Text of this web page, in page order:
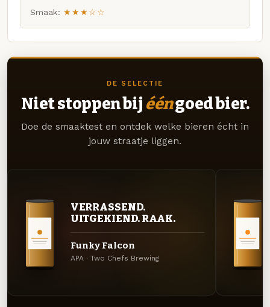
Smaak: ★★★☆☆
DE SELECTIE
Niet stoppen bij ééngoed bier.
Doe de smaaktest en ontdek welke bieren écht in
jouw straatje liggen.
VERRASSEND.
UITGEKIEND. RAAK.
Funky Falcon
APA · Two Chefs Brewing